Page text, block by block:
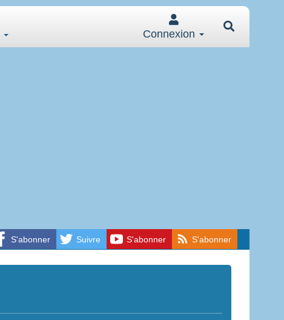
Connexion
S'abonner Suivre S'abonner S'abonner